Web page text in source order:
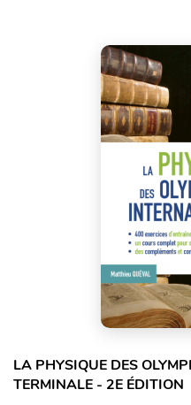
LA PHYSIQUE DES
TERMINALE - 2E ÉDITION